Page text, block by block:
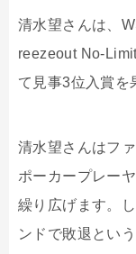
清水望さんは、
reezeout No-
て見事3位入賞を
清水望さんはフ
ポーカープレー
繰り広げます。
ンドで敗退とい